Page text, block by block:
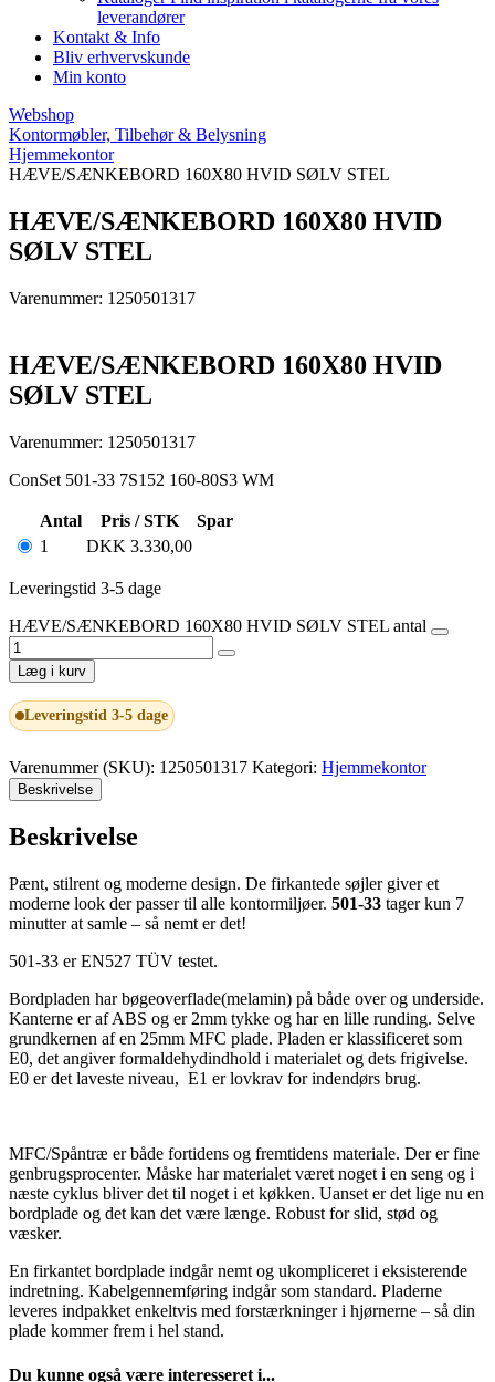
leverandører
Kontakt & Info
Bliv erhvervskunde
Min konto
Webshop
Kontormøbler, Tilbehør & Belysning
Hjemmekontor
HÆVE/SÆNKEBORD 160X80 HVID SØLV STEL
HÆVE/SÆNKEBORD 160X80 HVID
SØLV STEL
Varenummer: 1250501317
HÆVE/SÆNKEBORD 160X80 HVID
SØLV STEL
Varenummer: 1250501317
ConSet 501-33 7S152 160-80S3 WM
Antal Pris / STK
Spar
1
DKK 3.330,00
Leveringstid 3-5 dage
HÆVE/SÆNKEBORD 160X80 HVID SØLV STEL antal
Læg i kurv
Leveringstid 3-5 dage
Varenummer (SKU): 1250501317 Kategori: Hjemmekontor
Beskrivelse
Beskrivelse
Pænt, stilrent og moderne design. De firkantede søjler giver et
moderne look der passer til alle kontormiljøer. 501-33 tager kun 7
minutter at samle – så nemt er det!
501-33 er EN527 TÜV testet.
Bordpladen har bøgeoverflade(melamin) på både over og underside.
Kanterne er af ABS og er 2mm tykke og har en lille runding. Selve
grundkernen af en 25mm MFC plade. Pladen er klassificeret som
E0, det angiver formaldehydindhold i materialet og dets frigivelse.
E0 er det laveste niveau, E1 er lovkrav for indendørs brug.
MFC/Spåntræ er både fortidens og fremtidens materiale. Der er fine
genbrugsprocenter. Måske har materialet været noget i en seng og i
næste cyklus bliver det til noget i et køkken. Uanset er det lige nu en
bordplade og det kan det være længe. Robust for slid, stød og
væsker.
En firkantet bordplade indgår nemt og ukompliceret i eksisterende
indretning. Kabelgennemføring indgår som standard. Pladerne
leveres indpakket enkeltvis med forstærkninger i hjørnerne – så din
plade kommer frem i hel stand.
Du kunne også være interesseret i...